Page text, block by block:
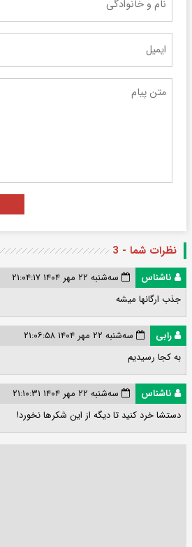
نظرات شما - 3
ناشناس
سه‌شنبه ۲۲ مهر ۱۴۰۴ ۲۱:۰۴:۱۷
جذب ارگانها میشه
رابی
سه‌شنبه ۲۲ مهر ۱۴۰۴ ۲۱:۰۶:۵۸
به کجا رسیدیم
ناشناس
سه‌شنبه ۲۲ مهر ۱۴۰۴ ۲۱:۱۰:۳۱
دستشا خرد کنید تا دیگه از این شکرها نخورد!